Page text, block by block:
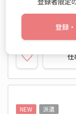
2026年09月
新卒・第二新卒歓迎
仕
NEW
派遣
登録